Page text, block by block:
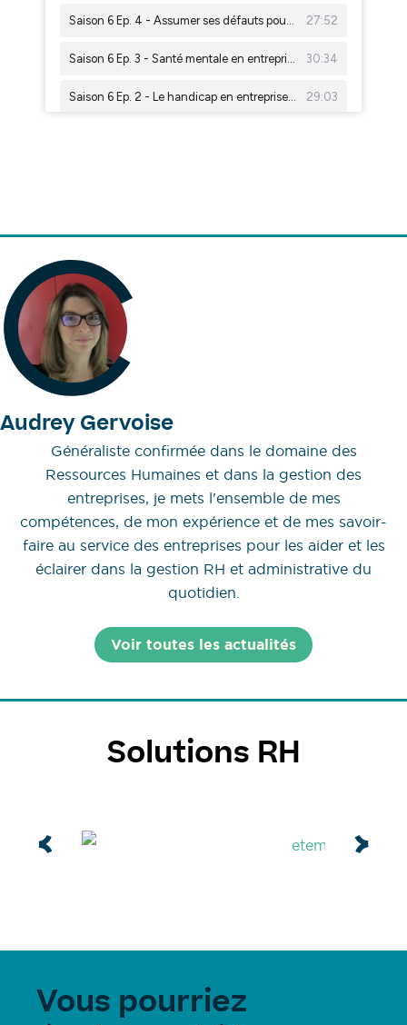
Audrey Gervoise
Généraliste confirmée dans le domaine des
Ressources Humaines et dans la gestion des
entreprises, je mets l'ensemble de mes
compétences, de mon expérience et de mes savoir-
faire au service des entreprises pour les aider et les
éclairer dans la gestion RH et administrative du
quotidien.
Voir toutes les actualités
Solutions RH
Vous pourriez